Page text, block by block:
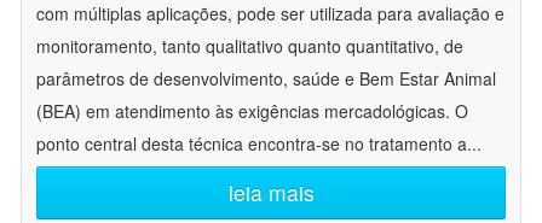
com múltiplas aplicações, pode ser utilizada para avaliação e
monitoramento, tanto qualitativo quanto quantitativo, de
parâmetros de desenvolvimento, saúde e Bem Estar Animal
(BEA) em atendimento às exigências mercadológicas. O
ponto central desta técnica encontra-se no tratamento a...
leia mais